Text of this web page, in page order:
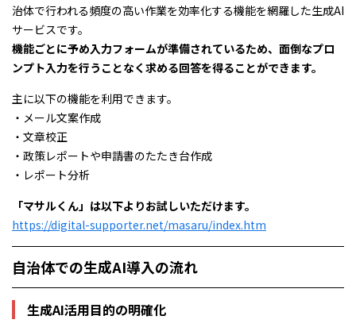
治体で行われる頻度の高い作業を効率化する機能を網羅した生成AI
サービスです。
機能ごとに予め入力フォームが準備されているため、面倒なプロ
ンプト入力を行うことなく求める回答を得ることができます。
主に以下の機能を利用できます。
・メール文案作成
・文章校正
・政策レポートや申請書のたたき台作成
・レポート分析
「マサルくん」は以下よりお試しいただけます。
https://digital-supporter.net/masaru/index.htm
自治体での生成AI導入の流れ
生成AI活用目的の明確化